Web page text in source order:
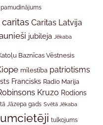
caritas Caritas Latvija
jubileja Jēkaba
Baznīcas Vēstnesis
mīlestība patriotisms
Francisks Radio Marija
Kruzo Rodions
Jāzepa gads Svētā Jēkaba
tulkojums